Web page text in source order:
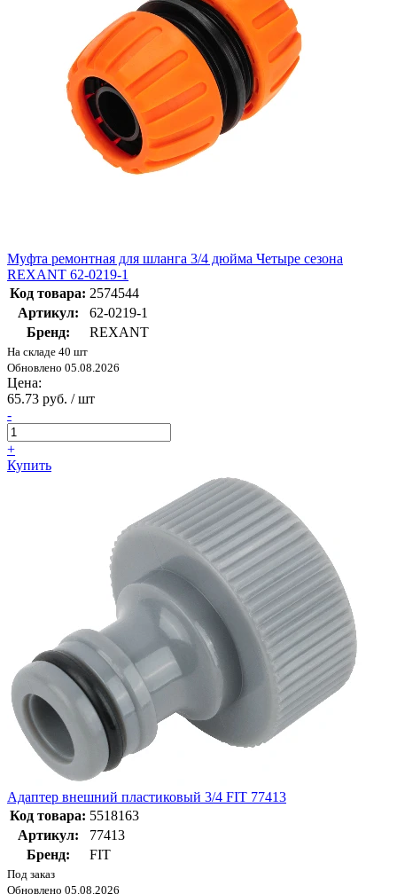
Муфта ремонтная для шланга 3/4 дюйма Четыре сезона
REXANT 62-0219-1
Код товара: 2574544
Артикул:
62-0219-1
Бренд:
REXANT
На складе 40 шт
Обновлено 05.08.2026
Цена:
65.73 руб. / шт
-
+
Купить
Адаптер внешний пластиковый 3/4 FIT 77413
Код товара: 5518163
Артикул:
77413
Бренд:
FIT
Под заказ
Обновлено 05.08.2026